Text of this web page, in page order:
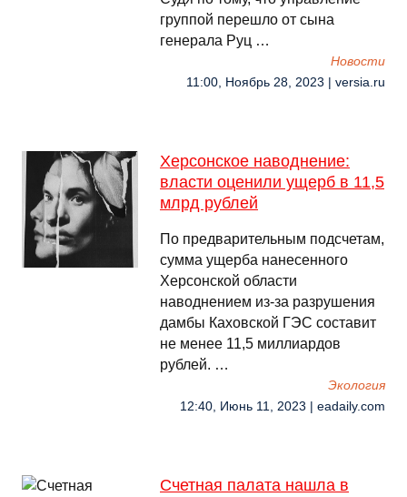
группой перешло от сына
генерала Руц …
Новости
11:00, Ноябрь 28, 2023 | versia.ru
Херсонское наводнение:
власти оценили ущерб в 11,5
млрд рублей
По предварительным подсчетам,
сумма ущерба нанесенного
Херсонской области
наводнением из-за разрушения
дамбы Каховской ГЭС составит
не менее 11,5 миллиардов
рублей. …
Экология
12:40, Июнь 11, 2023 | eadaily.com
Счетная палата нашла в